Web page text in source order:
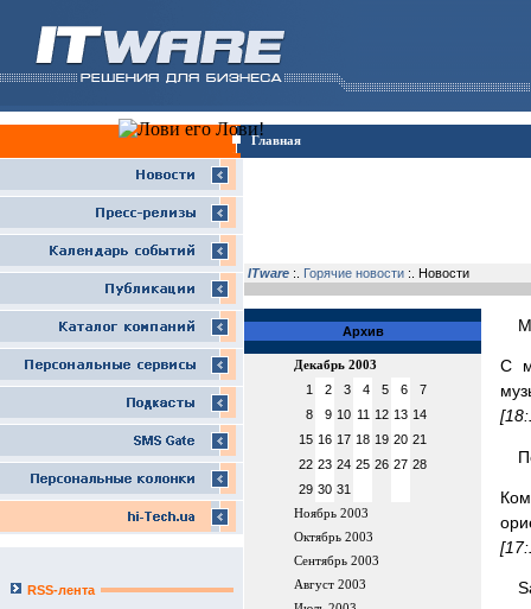
Главная
RSS-лента
ITware :. Горячие новости :. Новости
Архив
Декабрь 2003
1 2 3 4 5 6
7
8
9 10 11 12 13 14
15 16 17 18 19 20 21
22 23 24 25 26 27 28
29 30 31
Ноябрь 2003
Октябрь 2003
Сентябрь 2003
Август 2003
С